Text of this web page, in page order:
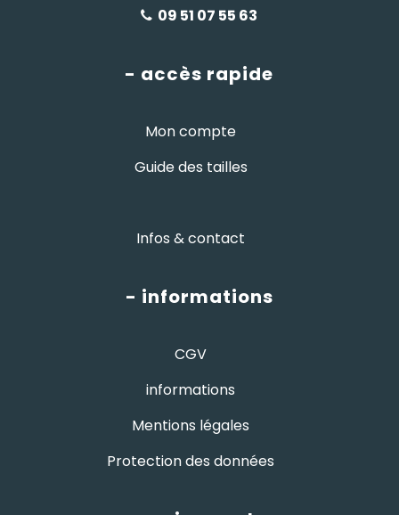
09 51 07 55 63
- accès rapide
Mon compte
Guide des tailles
Infos & contact
- informations
CGV
informations
Mentions légales
Protection des données